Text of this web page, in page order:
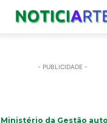
- PUBLICIDADE -
Ministério da Gestão